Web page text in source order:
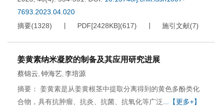
7693.2023.04.020
摘要(1328) PDF[2428KB](617) 施引文献(7)
姜黄素纳米凝胶的制备及其应用研究进展
蔡锦云, 钟海艺, 李培源
摘要： 姜黄素是从姜黄根茎中提取分离得到的黄色多酚类化
合物，具有抗肿瘤、抗炎、抗菌、抗氧化等广泛
...【更多+】